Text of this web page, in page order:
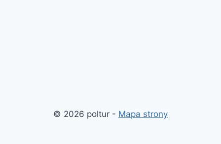
© 2026 poltur - Mapa strony